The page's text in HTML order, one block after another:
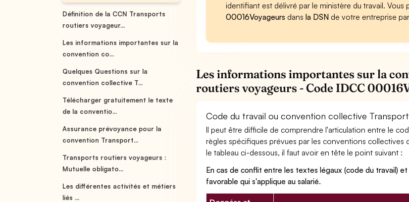
Définition de la CCN Transports
routiers voyageur...
Les informations importantes sur la
convention co...
Quelques Questions sur la
convention collective T...
Télécharger gratuitement le texte
de la conventio...
Assurance prévoyance pour la
convention Transport...
Transports routiers voyageurs :
Mutuelle obligato...
Les différentes activités et métiers
liés ...
identifiant est délivré par le ministère du travail.
00016Voyageurs dansla DSN de votre entreprise
Les informations importantes sur la
routiers voyageurs - Code IDCC
Code du travail ou convention collective
Il peut être difficile de comprendre l'articulation entre le
règles spécifiques prévues par les conventions collectives
le tableau ci-dessous, il faut avoir en tête le point suivant :
En cas de conflit entre les textes légaux (code du travail)
favorable qui s'applique au salarié.